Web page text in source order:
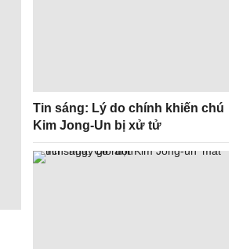
Tin sáng: Lý do chính khiến chú
Kim Jong-Un bị xử tử